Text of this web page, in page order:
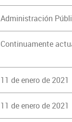
Administración
Continuamente
11 de enero de 2021
11 de enero de 2021